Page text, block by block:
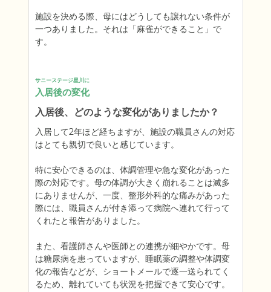
施設を決める際、母にはどうしても譲れない条件が
一つありました。それは「麻雀ができること」で
す。
サニーステージ星川に
入居後の変化
入居後、どのような変化がありましたか？
入居して2年ほど経ちますが、施設の職員さんの対応
はとても親切で良いと感じています。
特に安心できるのは、体調管理や急な変化があった
際の対応です。母の体調が大きく崩れることは滅多
にありませんが、一度、整形外科的な痛みがあった
際には、職員さんが付き添って病院へ連れて行って
くれたと報告がありました。
また、看護師さんや医師との連携が細やかです。母
は糖尿病を患っていますが、睡眠薬の調整や体調変
化の報告などが、ショートメールで逐一送られてく
るため、離れていても状況を把握できて安心です。